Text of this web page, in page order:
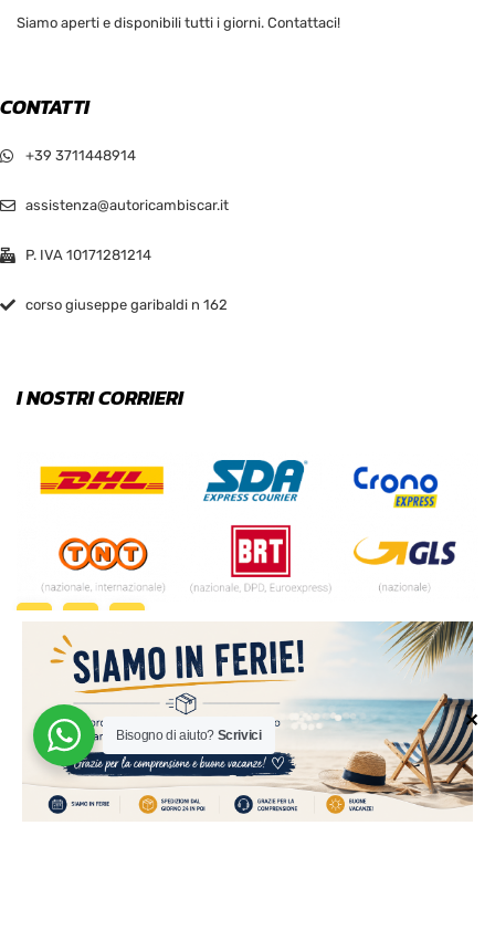
✕
Siamo aperti e disponibili tutti i giorni. Contattaci!
CONTATTI
+39 3711448914
assistenza@autoricambiscar.it
P. IVA 10171281214
corso giuseppe garibaldi n 162
I NOSTRI CORRIERI
© 2024 | MADE WITH ♥️ BY
Bisogno di aiuto? Scrivici